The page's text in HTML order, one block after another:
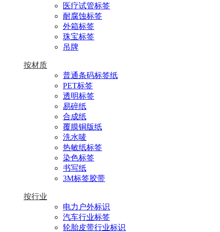
医疗试管标签
耐腐蚀标签
外箱标签
珠宝标签
吊牌
按材质
普通条码标签纸
PET标签
透明标签
易碎纸
合成纸
覆膜铜版纸
洗水唛
热敏纸标签
染色标签
书写纸
3M标签胶带
按行业
电力户外标识
汽车行业标签
轮胎皮带行业标识